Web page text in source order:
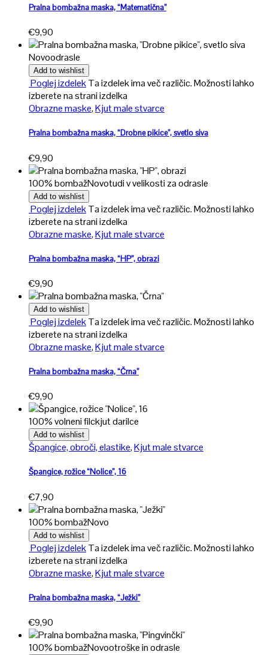
Pralna bombažna maska, “Matematična”
€9,90
Novoodrasle
Add to wishlist
Poglej izdelekTa izdelek ima več različic. Možnosti lahko
izberete na strani izdelka
Obrazne maske,Kjut male stvarce
Pralna bombažna maska, “Drobne pikice”, svetlo siva
€9,90
100% bombažNovotudi v velikosti za odrasle
Add to wishlist
Poglej izdelekTa izdelek ima več različic. Možnosti lahko
izberete na strani izdelka
Obrazne maske,Kjut male stvarce
Pralna bombažna maska, “HP”, obrazi
€9,90
Add to wishlist
Poglej izdelekTa izdelek ima več različic. Možnosti lahko
izberete na strani izdelka
Obrazne maske,Kjut male stvarce
Pralna bombažna maska, “Črna”
€9,90
100% volneni filckjut darilce
Add to wishlist
Špangice, obroči, elastike,Kjut male stvarce
Špangice, rožice “Nolice”, 16
€7,90
100% bombažNovo
Add to wishlist
Poglej izdelekTa izdelek ima več različic. Možnosti lahko
izberete na strani izdelka
Obrazne maske,Kjut male stvarce
Pralna bombažna maska, “Ježki”
€9,90
100% bombažNovootroške in odrasle